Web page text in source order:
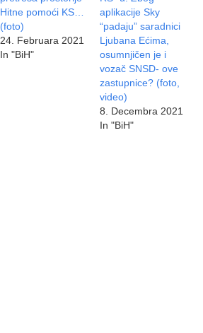
Hitne pomoći KS…
(foto)
24. Februara 2021
In "BiH"
aplikacije Sky
“padaju” saradnici
Ljubana Ećima,
osumnjičen je i
vozač SNSD- ove
zastupnice? (foto,
video)
8. Decembra 2021
In "BiH"